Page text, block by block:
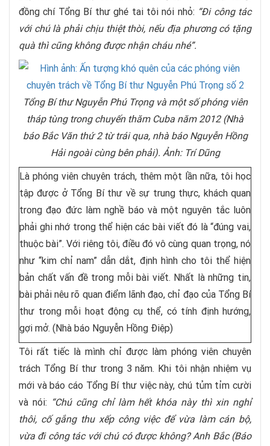
đồng chí Tổng Bí thư ghé tai tôi nói nhỏ: “Đi công tác
với chú là phải chịu thiệt thòi, nếu địa phương có tặng
quà thì cũng không được nhận cháu nhé”.
Tổng Bí thư Nguyễn Phú Trọng và một số phóng viên
tháp tùng trong chuyến thăm Cuba năm 2012 (Nhà
báo Bắc Văn thứ 2 từ trái qua, nhà báo Nguyễn Hồng
Hải ngoài cùng bên phải). Ảnh: Trí Dũng
Là phóng viên chuyên trách, thêm một lần nữa, tôi học
tập được ở Tổng Bí thư về sự trung thực, khách quan
trong đạo đức làm nghề báo và một nguyên tắc luôn
phải ghi nhớ trong thể hiện các bài viết đó là “đúng vai,
thuộc bài”. Với riêng tôi, điều đó vô cùng quan trọng, nó
như “kim chỉ nam” dẫn dắt, định hình cho tôi thể hiện
bản chất vấn đề trong mỗi bài viết. Nhất là những tin,
bài phải nêu rõ quan điểm lãnh đạo, chỉ đạo của Tổng Bí
thư trong mỗi hoạt động cụ thể, có tính định hướng,
gợi mở. (Nhà báo Nguyễn Hồng Điệp)
Tôi rất tiếc là mình chỉ được làm phóng viên chuyên
trách Tổng Bí thư trong 3 năm. Khi tôi nhận nhiệm vụ
mới và báo cáo Tổng Bí thư việc này, chú tủm tỉm cười
và nói: “Chú cũng chỉ làm hết khóa này thì xin nghỉ
thôi, cố gắng thu xếp công việc để vừa làm cán bộ,
vừa đi công tác với chú có được không? Anh Bắc (Báo